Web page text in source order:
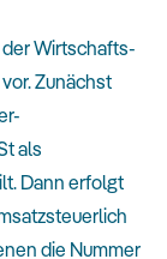
Wirtschafts-
Zunächst
als
Dann erfolgt
die Nummer